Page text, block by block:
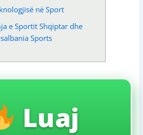
në Sport
e Sportit Shqiptar dhe
Sports
Luaj